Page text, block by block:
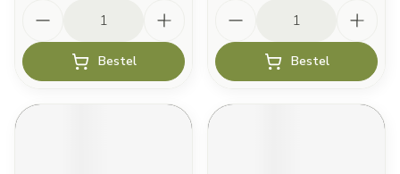
Bestel Bestel